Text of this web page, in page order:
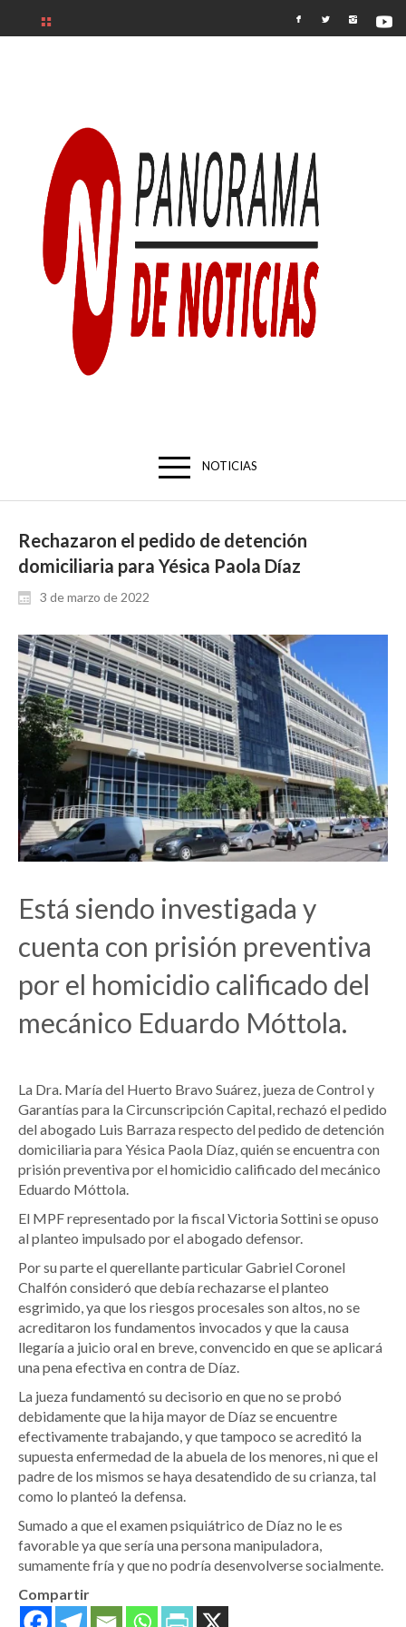
NOTICIAS
Rechazaron el pedido de detención
domiciliaria para Yésica Paola Díaz
3 de marzo de 2022
Está siendo investigada y
cuenta con prisión preventiva
por el homicidio calificado del
mecánico Eduardo Móttola.
La Dra. María del Huerto Bravo Suárez, jueza de Control y
Garantías para la Circunscripción Capital, rechazó el pedido
del abogado Luis Barraza respecto del pedido de detención
domiciliaria para Yésica Paola Díaz, quién se encuentra con
prisión preventiva por el homicidio calificado del mecánico
Eduardo Móttola.
El MPF representado por la fiscal Victoria Sottini se opuso
al planteo impulsado por el abogado defensor.
Por su parte el querellante particular Gabriel Coronel
Chalfón consideró que debía rechazarse el planteo
esgrimido, ya que los riesgos procesales son altos, no se
acreditaron los fundamentos invocados y que la causa
llegaría a juicio oral en breve, convencido en que se aplicará
una pena efectiva en contra de Díaz.
La jueza fundamentó su decisorio en que no se probó
debidamente que la hija mayor de Díaz se encuentre
efectivamente trabajando, y que tampoco se acreditó la
supuesta enfermedad de la abuela de los menores, ni que el
padre de los mismos se haya desatendido de su crianza, tal
como lo planteó la defensa.
Sumado a que el examen psiquiátrico de Díaz no le es
favorable ya que sería una persona manipuladora,
sumamente fría y que no podría desenvolverse socialmente.
Compartir